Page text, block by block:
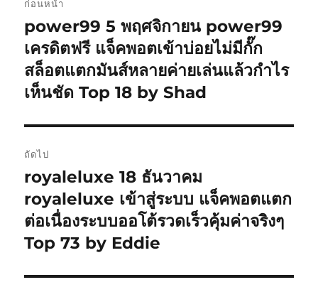
เรื่อง
ก่อนหน้า
เรื่อง
ก่อน
หน้า:
power99 5 พฤศจิกายน power99
เครดิตฟรี แจ็คพอตเข้าบ่อยไม่มีกั๊ก
สล็อตแตกมันส์หลายค่ายเล่นแล้วกำไร
เห็นชัด Top 18 by Shad
ถัดไป
เรื่อง
ต่อ
ไป:
royaleluxe 18 ธันวาคม
royaleluxe เข้าสู่ระบบ แจ็คพอตแตก
ต่อเนื่องระบบออโต้รวดเร็วคุ้มค่าจริงๆ
Top 73 by Eddie